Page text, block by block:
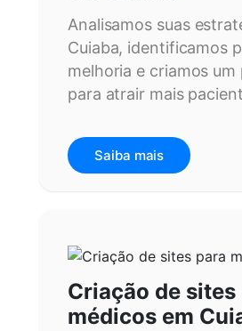
Analisamos suas
Cuiaba, identificamos
melhoria e criamos um
para atrair mais
Saiba mais
Criação de sites
médicos em